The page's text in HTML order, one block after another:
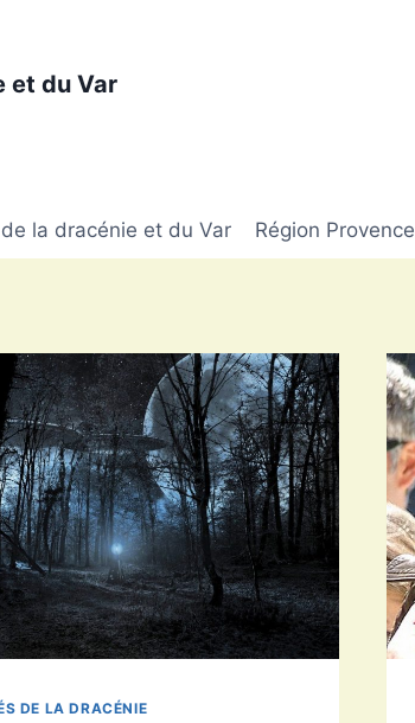
et du Var
la dracénie et du Var Région Provence
DE LA DRACÉNIE